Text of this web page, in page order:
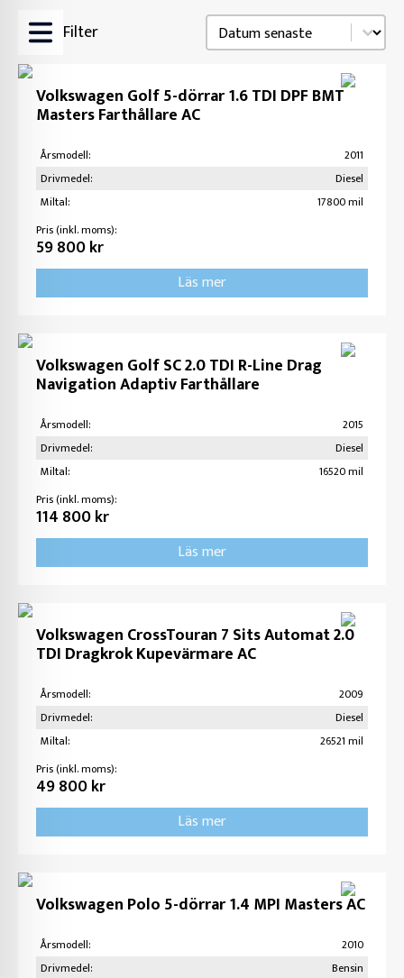
Filter Sortering
Sort content
Volkswagen Golf 5-dörrar 1.6 TDI DPF BMT
Masters Farthållare AC
Årsmodell:
2011
Drivmedel:
Diesel
Miltal:
17800 mil
Pris (inkl. moms):
59 800 kr
Läs mer
Volkswagen Golf SC 2.0 TDI R-Line Drag
Navigation Adaptiv Farthållare
Årsmodell:
2015
Drivmedel:
Diesel
Miltal:
16520 mil
Pris (inkl. moms):
114 800 kr
Läs mer
Volkswagen CrossTouran 7 Sits Automat 2.0
TDI Dragkrok Kupevärmare AC
Årsmodell:
2009
Drivmedel:
Diesel
Miltal:
26521 mil
Pris (inkl. moms):
49 800 kr
Läs mer
Volkswagen Polo 5-dörrar 1.4 MPI Masters AC
Årsmodell:
2010
Drivmedel:
Bensin